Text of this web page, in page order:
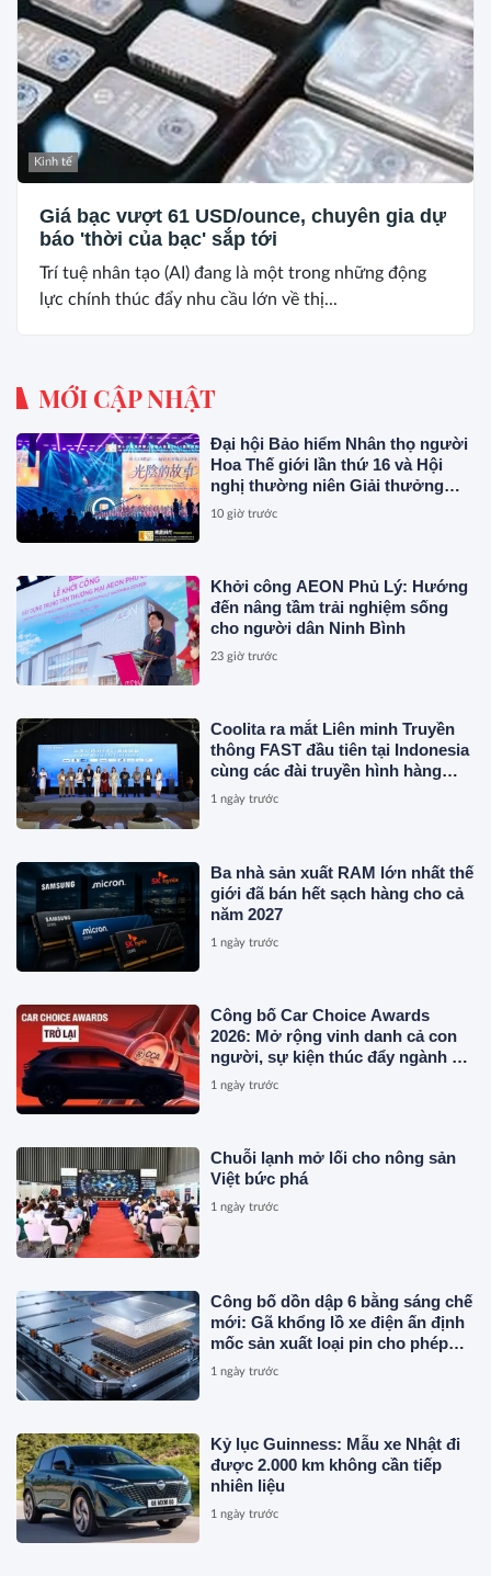
Kinh tế
Giá bạc vượt 61 USD/ounce, chuyên gia dự
báo 'thời của bạc' sắp tới
Trí tuệ nhân tạo (AI) đang là một trong những động
lực chính thúc đẩy nhu cầu lớn về thị...
MỚI CẬP NHẬT
Đại hội Bảo hiểm Nhân thọ người
Hoa Thế giới lần thứ 16 và Hội
nghị thường niên Giải thưởng
Rồng Quốc tế (IDA) 2026 được tổ
10 giờ trước
Khởi công AEON Phủ Lý: Hướng
đến nâng tầm trải nghiệm sống
cho người dân Ninh Bình
23 giờ trước
Coolita ra mắt Liên minh Truyền
thông FAST đầu tiên tại Indonesia
cùng các đài truyền hình hàng
đầu
1 ngày trước
Ba nhà sản xuất RAM lớn nhất thế
giới đã bán hết sạch hàng cho cả
năm 2027
1 ngày trước
Công bố Car Choice Awards
2026: Mở rộng vinh danh cả con
người, sự kiện thúc đẩy ngành xe
Việt Nam
1 ngày trước
Chuỗi lạnh mở lối cho nông sản
Việt bức phá
1 ngày trước
Công bố dồn dập 6 bằng sáng chế
mới: Gã khổng lồ xe điện ấn định
mốc sản xuất loại pin cho phép
sạc 1 lần đi từ Hà Nội đến TP.HCM
1 ngày trước
Kỷ lục Guinness: Mẫu xe Nhật đi
được 2.000 km không cần tiếp
nhiên liệu
1 ngày trước